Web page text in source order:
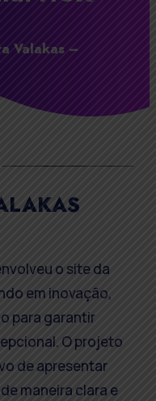
Valakas –
o site da
em inovação,
para garantir
O projeto
de apresentar
maneira clara e